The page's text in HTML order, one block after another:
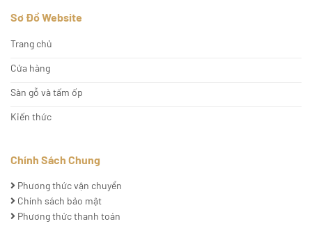
Sơ Đồ Website
Trang chủ
Cửa hàng
Sàn gỗ và tấm ốp
Kiến thức
Chính Sách Chung
Phương thức vận chuyển
Chính sách bảo mật
Phương thức thanh toán